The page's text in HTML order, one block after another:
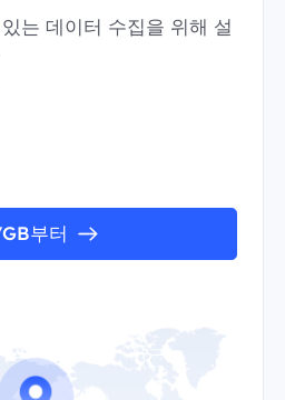
는 데이터 수집을 위해 설
부터